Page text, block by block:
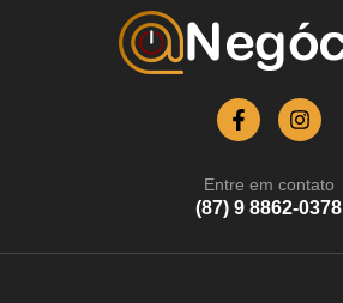
Entre em contato
(87) 9 8862-0378